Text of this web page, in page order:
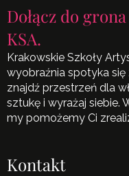
Dołącz do
KSA.
Krakowskie Szkoły
wyobraźnia spotyka się
znajdź przestrzeń dla
sztukę i wyrażaj siebie.
my pomożemy Ci
Kontakt